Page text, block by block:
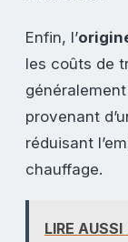
Enfin, l’
les coûts de
provenant
réduisant
chauffage.
LIRE AUSSI